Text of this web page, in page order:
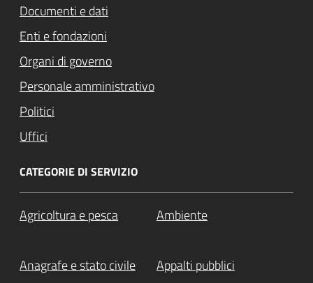
Documenti e dati
Enti e fondazioni
Organi di governo
Personale amministrativo
Politici
Uffici
CATEGORIE DI SERVIZIO
Agricoltura e pesca Ambiente
Anagrafe e stato civile Appalti pubblici